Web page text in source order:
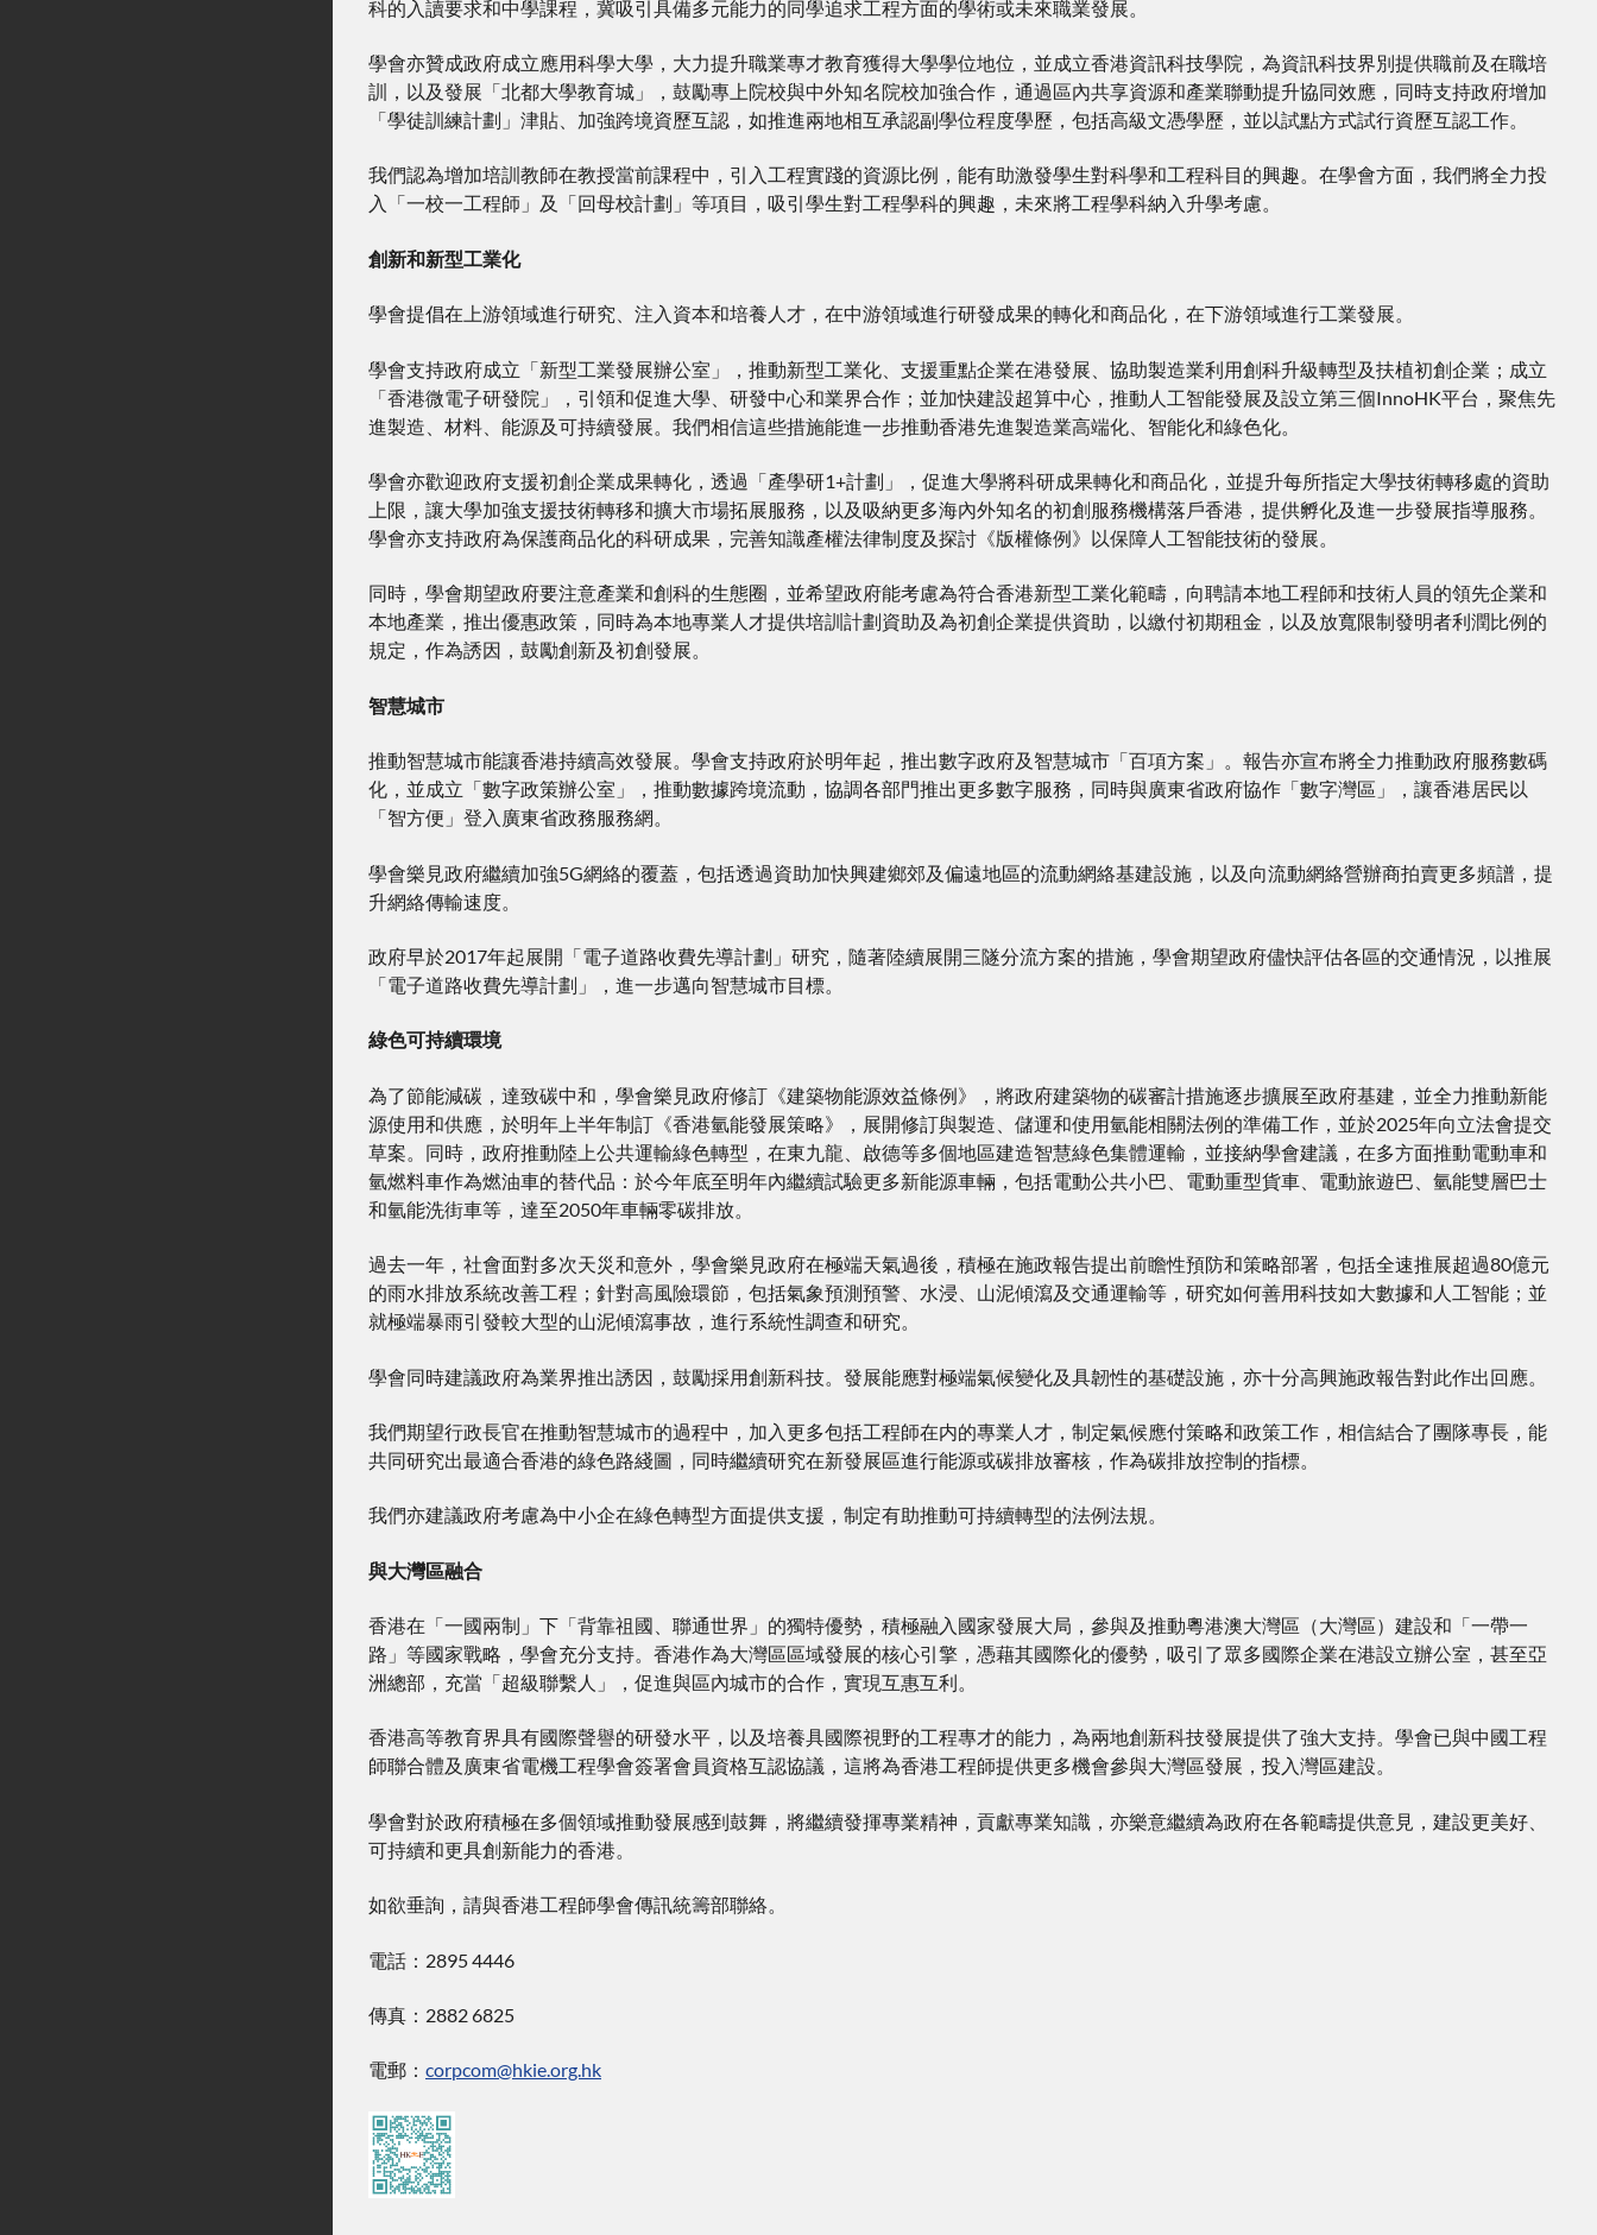
科的入讀要求和中學課程，冀吸引具備多元能力的同學追求工程方面的學術或未來職業發展。
學會亦贊成政府成立應用科學大學，大力提升職業專才教育獲得大學學位地位，並成立香港資訊科技學院，為資訊科技界別提供職前及在職培
訓，以及發展「北都大學教育城」，鼓勵專上院校與中外知名院校加強合作，通過區內共享資源和產業聯動提升協同效應，同時支持政府增加
「學徒訓練計劃」津貼、加強跨境資歷互認，如推進兩地相互承認副學位程度學歷，包括高級文憑學歷，並以試點方式試行資歷互認工作。
我們認為增加培訓教師在教授當前課程中，引入工程實踐的資源比例，能有助激發學生對科學和工程科目的興趣。在學會方面，我們將全力投
入「一校一工程師」及「回母校計劃」等項目，吸引學生對工程學科的興趣，未來將工程學科納入升學考慮。
創新和新型工業化
學會提倡在上游領域進行研究、注入資本和培養人才，在中游領域進行研發成果的轉化和商品化，在下游領域進行工業發展。
學會支持政府成立「新型工業發展辦公室」，推動新型工業化、支援重點企業在港發展、協助製造業利用創科升級轉型及扶植初創企業；成立
「香港微電子研發院」，引領和促進大學、研發中心和業界合作；並加快建設超算中心，推動人工智能發展及設立第三個InnoHK平台，聚焦先
進製造、材料、能源及可持續發展。我們相信這些措施能進一步推動香港先進製造業高端化、智能化和綠色化。
學會亦歡迎政府支援初創企業成果轉化，透過「產學研1+計劃」，促進大學將科研成果轉化和商品化，並提升每所指定大學技術轉移處的資助
上限，讓大學加強支援技術轉移和擴大市場拓展服務，以及吸納更多海內外知名的初創服務機構落戶香港，提供孵化及進一步發展指導服務。
學會亦支持政府為保護商品化的科研成果，完善知識產權法律制度及探討《版權條例》以保障人工智能技術的發展。
同時，學會期望政府要注意產業和創科的生態圈，並希望政府能考慮為符合香港新型工業化範疇，向聘請本地工程師和技術人員的領先企業和
本地產業，推出優惠政策，同時為本地專業人才提供培訓計劃資助及為初創企業提供資助，以繳付初期租金，以及放寬限制發明者利潤比例的
規定，作為誘因，鼓勵創新及初創發展。
智慧城市
推動智慧城市能讓香港持續高效發展。學會支持政府於明年起，推出數字政府及智慧城市「百項方案」。報告亦宣布將全力推動政府服務數碼
化，並成立「數字政策辦公室」，推動數據跨境流動，協調各部門推出更多數字服務，同時與廣東省政府協作「數字灣區」，讓香港居民以
「智方便」登入廣東省政務服務網。
學會樂見政府繼續加強5G網絡的覆蓋，包括透過資助加快興建鄉郊及偏遠地區的流動網絡基建設施，以及向流動網絡營辦商拍賣更多頻譜，提
升網絡傳輸速度。
政府早於2017年起展開「電子道路收費先導計劃」研究，隨著陸續展開三隧分流方案的措施，學會期望政府儘快評估各區的交通情況，以推展
「電子道路收費先導計劃」，進一步邁向智慧城市目標。
綠色可持續環境
為了節能減碳，達致碳中和，學會樂見政府修訂《建築物能源效益條例》，將政府建築物的碳審計措施逐步擴展至政府基建，並全力推動新能
源使用和供應，於明年上半年制訂《香港氫能發展策略》，展開修訂與製造、儲運和使用氫能相關法例的準備工作，並於2025年向立法會提交
草案。同時，政府推動陸上公共運輸綠色轉型，在東九龍、啟德等多個地區建造智慧綠色集體運輸，並接納學會建議，在多方面推動電動車和
氫燃料車作為燃油車的替代品：於今年底至明年內繼續試驗更多新能源車輛，包括電動公共小巴、電動重型貨車、電動旅遊巴、氫能雙層巴士
和氫能洗街車等，達至2050年車輛零碳排放。
過去一年，社會面對多次天災和意外，學會樂見政府在極端天氣過後，積極在施政報告提出前瞻性預防和策略部署，包括全速推展超過80億元
的雨水排放系統改善工程；針對高風險環節，包括氣象預測預警、水浸、山泥傾瀉及交通運輸等，研究如何善用科技如大數據和人工智能；並
就極端暴雨引發較大型的山泥傾瀉事故，進行系統性調查和研究。
學會同時建議政府為業界推出誘因，鼓勵採用創新科技。發展能應對極端氣候變化及具韌性的基礎設施，亦十分高興施政報告對此作出回應。
我們期望行政長官在推動智慧城市的過程中，加入更多包括工程師在内的專業人才，制定氣候應付策略和政策工作，相信結合了團隊專長，能
共同研究出最適合香港的綠色路綫圖，同時繼續研究在新發展區進行能源或碳排放審核，作為碳排放控制的指標。
我們亦建議政府考慮為中小企在綠色轉型方面提供支援，制定有助推動可持續轉型的法例法規。
與大灣區融合
香港在「一國兩制」下「背靠祖國、聯通世界」的獨特優勢，積極融入國家發展大局，參與及推動粵港澳大灣區（大灣區）建設和「一帶一
路」等國家戰略，學會充分支持。香港作為大灣區區域發展的核心引擎，憑藉其國際化的優勢，吸引了眾多國際企業在港設立辦公室，甚至亞
洲總部，充當「超級聯繫人」，促進與區內城市的合作，實現互惠互利。
香港高等教育界具有國際聲譽的研發水平，以及培養具國際視野的工程專才的能力，為兩地創新科技發展提供了強大支持。學會已與中國工程
師聯合體及廣東省電機工程學會簽署會員資格互認協議，這將為香港工程師提供更多機會參與大灣區發展，投入灣區建設。
學會對於政府積極在多個領域推動發展感到鼓舞，將繼續發揮專業精神，貢獻專業知識，亦樂意繼續為政府在各範疇提供意見，建設更美好、
可持續和更具創新能力的香港。
如欲垂詢，請與香港工程師學會傳訊統籌部聯絡。
電話：2895 4446
傳真：2882 6825
電郵： corpcom@hkie.org.hk